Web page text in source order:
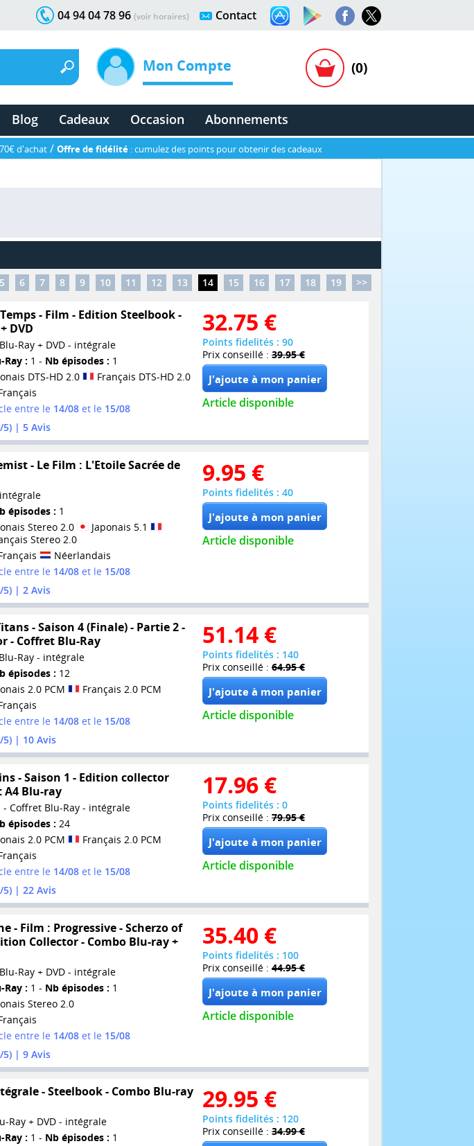
Contact
04 94 04 78 96 (voir horaires)
Mon Compte (0)
Blog Cadeaux Occasion Abonnements
d'achat / Offre de fidélité : cumulez des points pour obtenir des cadeaux
5 6 7 8 9 10 11 12 13 14 15 16 17 18 19 >>
- Film - Edition Steelbook -
DVD
Ray + DVD - intégrale
Ray : 1 - Nb épisodes : 1
DTS-HD 2.0
Français DTS-HD 2.0
entre le 14/08et le 15/08
/5) | 5Avis
32.75 €
Points fidelités : 90
Prix conseillé : 39.95 €
Article disponible
- Le Film : L'Etoile Sacrée de
épisodes : 1
Stereo 2.0
Japonais 5.1
Stereo 2.0
Néerlandais
entre le 14/08et le 15/08
/5) | 2Avis
9.95 €
Points fidelités : 40
Article disponible
- Saison 4 (Finale) - Partie 2 -
- Coffret Blu-Ray
Ray - intégrale
épisodes : 12
2.0 PCM
Français 2.0 PCM
entre le 14/08et le 15/08
/5) | 10Avis
51.14 €
Points fidelités : 140
Prix conseillé : 64.95 €
Article disponible
- Saison 1 - Edition collector
A4 Blu-ray
- Coffret Blu-Ray - intégrale
épisodes : 24
2.0 PCM
Français 2.0 PCM
entre le 14/08et le 15/08
/5) | 22Avis
17.96 €
Points fidelités : 0
Prix conseillé : 79.95 €
Article disponible
- Film : Progressive - Scherzo of
Collector - Combo Blu-ray +
Ray + DVD - intégrale
Ray : 1 - Nb épisodes : 1
Stereo 2.0
entre le 14/08et le 15/08
/5) | 9Avis
35.40 €
Points fidelités : 100
Prix conseillé : 44.95 €
Article disponible
- Steelbook - Combo Blu-ray
Ray + DVD - intégrale
Ray : 1 - Nb épisodes : 1
29.95 €
Points fidelités : 120
Prix conseillé : 34.99 €